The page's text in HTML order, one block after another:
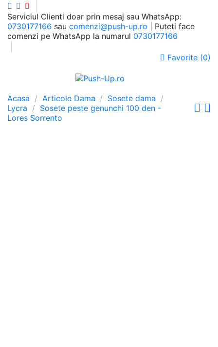
Serviciul Clienti doar prin mesaj sau WhatsApp:
0730177166 sau comenzi@push-up.ro | Puteti face
comenzi pe WhatsApp la numarul 0730177166
Favorite (0)
Acasa
Articole Dama
Sosete dama
Lycra
Sosete peste genunchi 100 den -
Lores Sorrento